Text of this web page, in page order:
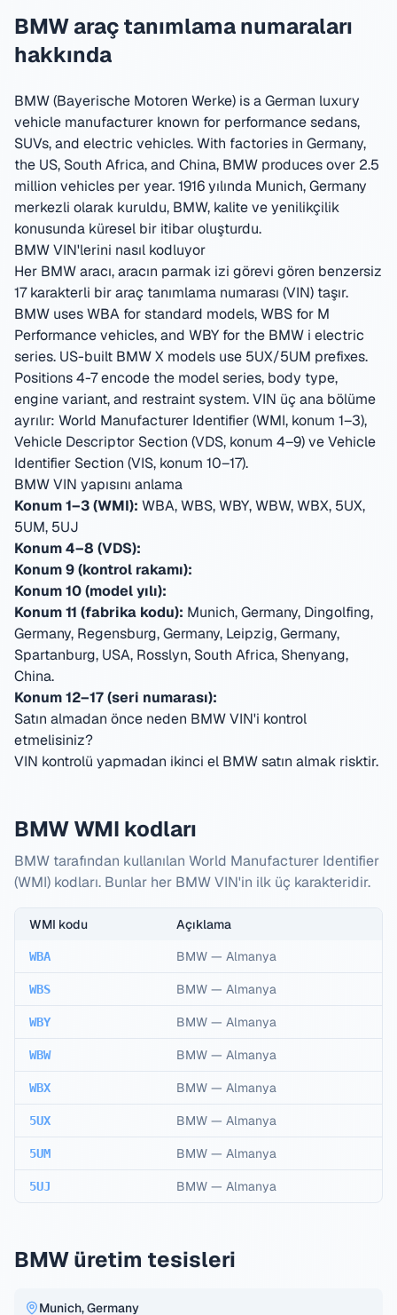
BMW araç tanımlama numaraları
hakkında
BMW (Bayerische Motoren Werke) is a German luxury
vehicle manufacturer known for performance sedans,
SUVs, and electric vehicles. With factories in Germany,
the US, South Africa, and China, BMW produces over 2.5
million vehicles per year.1916 yılında Munich, Germany
merkezli olarak kuruldu, BMW, kalite ve yenilikçilik
konusunda küresel bir itibar oluşturdu.
BMW VIN'lerini nasıl kodluyor
Her BMW aracı, aracın parmak izi görevi gören benzersiz
17 karakterli bir araç tanımlama numarası (VIN) taşır.
BMW uses WBA for standard models, WBS for M
Performance vehicles, and WBY for the BMW i electric
series. US-built BMW X models use 5UX/5UM prefixes.
Positions 4-7 encode the model series, body type,
engine variant, and restraint system.VIN üç ana bölüme
ayrılır: World Manufacturer Identifier (WMI, konum 1–3),
Vehicle Descriptor Section (VDS, konum 4–9) ve Vehicle
Identifier Section (VIS, konum 10–17).
BMW VIN yapısını anlama
Konum 1–3 (WMI): WBA, WBS, WBY, WBW, WBX, 5UX,
5UM, 5UJ
Konum 4–8 (VDS):
Konum 9 (kontrol rakamı):
Konum 10 (model yılı):
Konum 11 (fabrika kodu): Munich, Germany, Dingolfing,
Germany, Regensburg, Germany, Leipzig, Germany,
Spartanburg, USA, Rosslyn, South Africa, Shenyang,
China.
Konum 12–17 (seri numarası):
Satın almadan önce neden BMW VIN'i kontrol
etmelisiniz?
VIN kontrolü yapmadan ikinci el BMW satın almak risktir.
BMW WMI kodları
BMW tarafından kullanılan World Manufacturer Identifier
(WMI) kodları. Bunlar her BMW VIN'in ilk üç karakteridir.
WMI kodu Açıklama
WBA BMW — Almanya
WBS BMW — Almanya
WBY BMW — Almanya
WBW BMW — Almanya
WBX BMW — Almanya
5UX BMW — Almanya
5UM BMW — Almanya
5UJ BMW — Almanya
BMW üretim tesisleri
Munich, Germany